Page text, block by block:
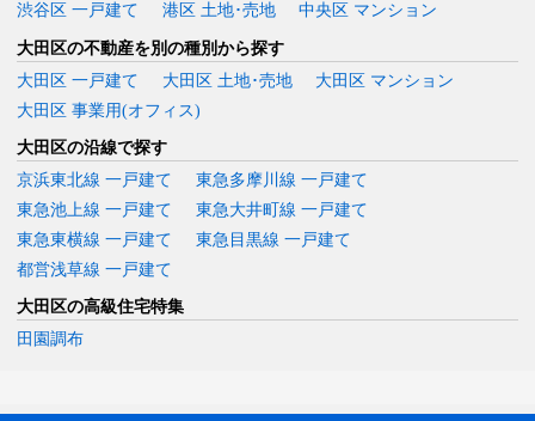
渋谷区 一戸建て
港区 土地･売地 中央区 マンション
大田区の不動産を別の種別から探す
大田区 一戸建て
大田区 土地･売地
大田区 マンション
大田区 事業用(オフィス)
大田区の沿線で探す
京浜東北線 一戸建て
東急多摩川線 一戸建て
東急池上線 一戸建て
東急大井町線 一戸建て
東急東横線 一戸建て
東急目黒線 一戸建て
都営浅草線 一戸建て
大田区の高級住宅特集
田園調布